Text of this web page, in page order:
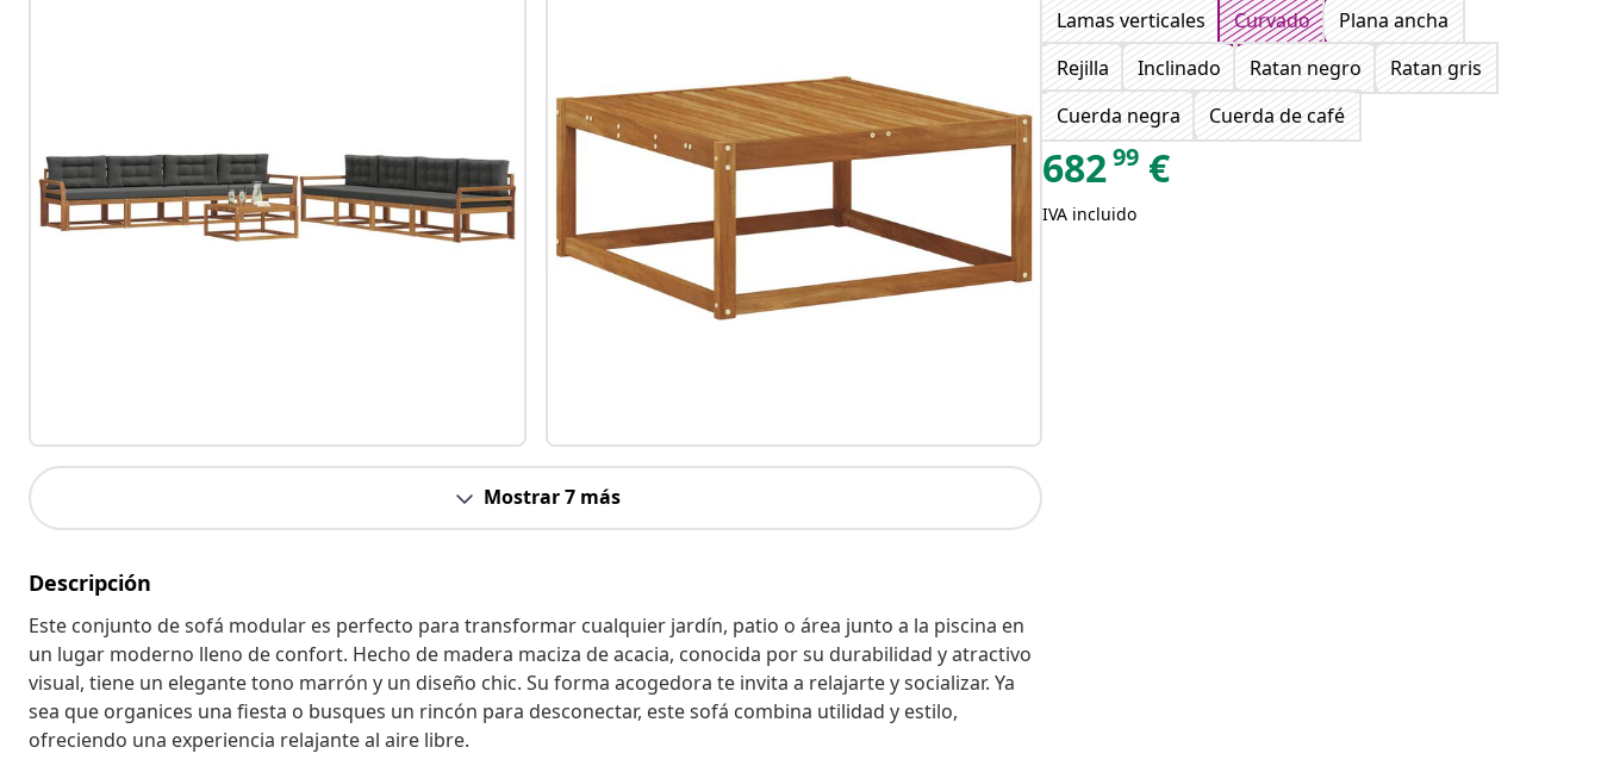
Mostrar 7 más
Descripción
Este conjunto de sofá modular es perfecto para transformar cualquier jardín, patio o área junto a la piscina en
un lugar moderno lleno de confort. Hecho de madera maciza de acacia, conocida por su durabilidad y atractivo
visual, tiene un elegante tono marrón y un diseño chic. Su forma acogedora te invita a relajarte y socializar. Ya
sea que organices una fiesta o busques un rincón para desconectar, este sofá combina utilidad y estilo,
ofreciendo una experiencia relajante al aire libre.
Lamas verticales
Curvado
Plana ancha
Rejilla
Inclinado Ratan negro
Ratan gris
Cuerda negra
Cuerda de café
68299 €
IVA incluido